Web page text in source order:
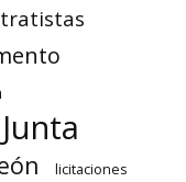
Junta
licitaciones